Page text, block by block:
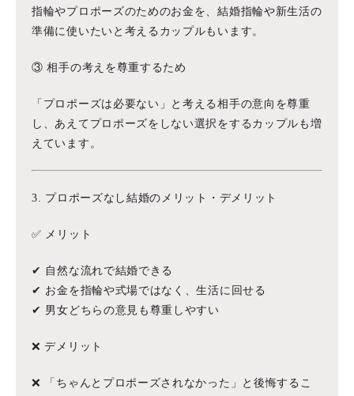
指輪やプロポーズのためのお金を、結婚指輪や新生活の
準備に使いたいと考えるカップルもいます。
③ 相手の考えを尊重するため
「プロポーズは必要ない」と考える相手の意向を尊重
し、あえてプロポーズをしない選択をするカップルも増
えています。
3. プロポーズなし結婚のメリット・デメリット
✅ メリット
✔ 自然な流れで結婚できる
✔ お金を指輪や式場ではなく、生活に回せる
✔ 男女どちらの意見も尊重しやすい
❌ デメリット
❌ 「ちゃんとプロポーズされなかった」と後悔するこ